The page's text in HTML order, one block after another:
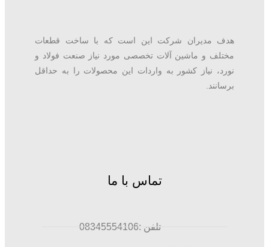
هدف مدیران شرکت این است که با ساخت قطعات
مختلف و ماشین آلات تخصصی مورد نیاز صنعت فولاد و
نورد، نیاز کشور به واردات این محصولات را به حداقل
تماس با ما